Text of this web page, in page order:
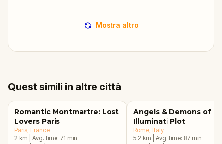
Mostra altro
Quest simili in altre città
Romantic Montmartre: Lost
Lovers Paris
Paris , France
2 km Avg. time: 71 min
Angels & Demons of
Illuminati Plot
Rome , Italy
5.2 km Avg. time: 87 min